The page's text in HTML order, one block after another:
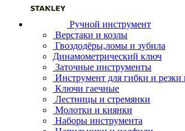
Ручной инструмент
Верстаки и козлы
Гвоздодёры,ломы и зубила
Динамометрический ключ
Заточные инструменты
Инструмент для гибки и резки
Ключи гаечные
Лестницы и стремянки
Молотки и киянки
Наборы инструмента